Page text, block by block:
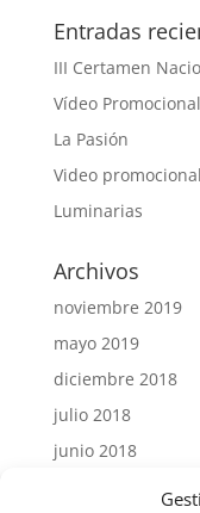
Entradas
III Certamen
Vídeo
La Pasión
Video
Luminarias
Archivos
noviembre 2019
mayo 2019
diciembre 2018
julio 2018
junio 2018